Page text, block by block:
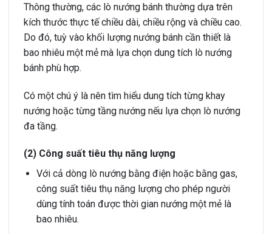
Thông thường, các lò nướng bánh thường dựa trên
kích thước thực tế chiều dài, chiều rộng và chiều cao.
Do đó, tuỳ vào khối lượng nướng bánh cần thiết là
bao nhiêu một mẻ mà lựa chọn dung tích lò nướng
bánh phù hợp.
Có một chú ý là nên tìm hiểu dung tích từng khay
nướng hoặc từng tầng nướng nếu lựa chọn lò nướng
đa tầng.
(2) Công suất tiêu thụ năng lượng
Với cả dòng lò nướng bằng điện hoặc bằng gas,
công suất tiêu thụ năng lượng cho phép người
dùng tính toán được thời gian nướng một mẻ là
bao nhiêu.